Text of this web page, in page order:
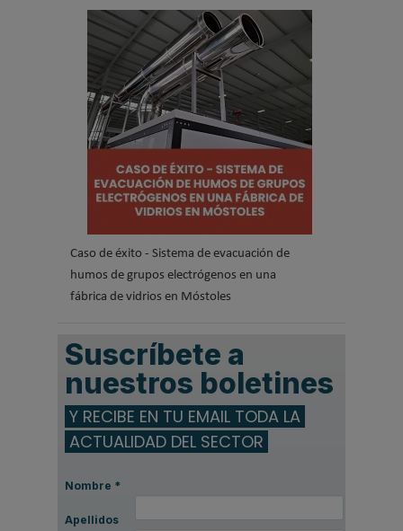
Caso de éxito - Sistema de evacuación de
humos de grupos electrógenos en una
fábrica de vidrios en Móstoles
Suscríbete a
nuestros boletines
Y RECIBE EN TU EMAIL TODA LA
ACTUALIDAD DEL SECTOR
Nombre *
Apellidos